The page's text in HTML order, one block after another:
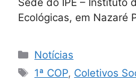
Ecológicas, em Nazaré
Notícias
1ª COP, Coletivos